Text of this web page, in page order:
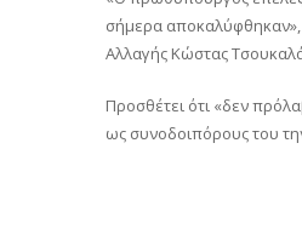
σήμερα
Αλλαγής Κώστας
Προσθέτει ότι «δεν
ως συνοδοιπόρους του